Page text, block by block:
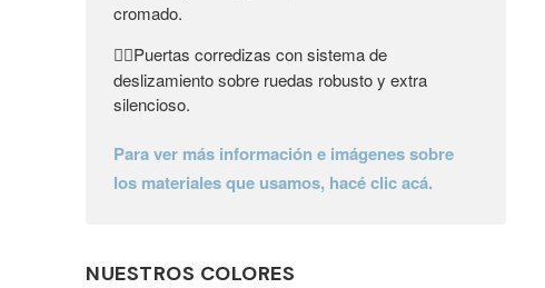
cromado.
👉🏼Puertas corredizas con sistema de
deslizamiento sobre ruedas robusto y extra
silencioso.
Para ver más información e imágenes sobre
los materiales que usamos, hacé clic acá.
NUESTROS COLORES